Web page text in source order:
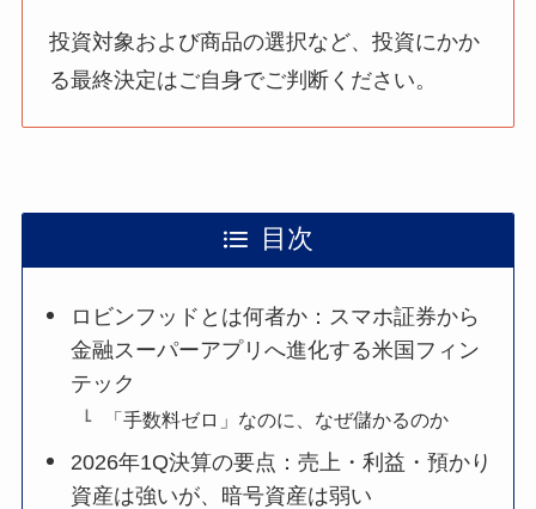
投資対象および商品の選択など、投資にかか
る最終決定はご自身でご判断ください。
目次
ロビンフッドとは何者か：スマホ証券から
金融スーパーアプリへ進化する米国フィン
テック
「手数料ゼロ」なのに、なぜ儲かるのか
2026年1Q決算の要点：売上・利益・預かり
資産は強いが、暗号資産は弱い